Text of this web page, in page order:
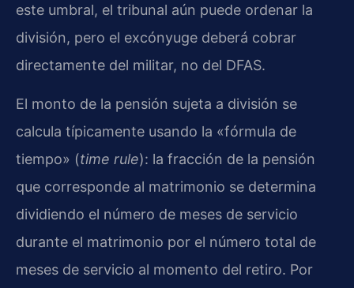
este umbral, el tribunal aún puede ordenar la
división, pero el excónyuge deberá cobrar
directamente del militar, no del DFAS.
El monto de la pensión sujeta a división se
calcula típicamente usando la «fórmula de
tiempo» (time rule): la fracción de la pensión
que corresponde al matrimonio se determina
dividiendo el número de meses de servicio
durante el matrimonio por el número total de
meses de servicio al momento del retiro. Por